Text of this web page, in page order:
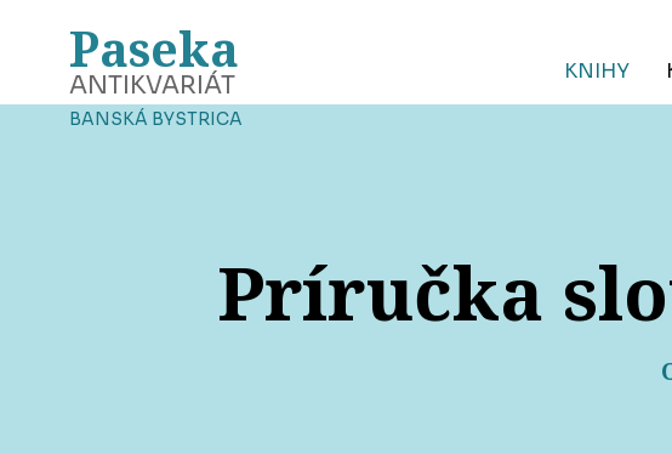
Paseka
ANTIKVARIÁT
BANSKÁ BYSTRICA
KNIHY
Príručka